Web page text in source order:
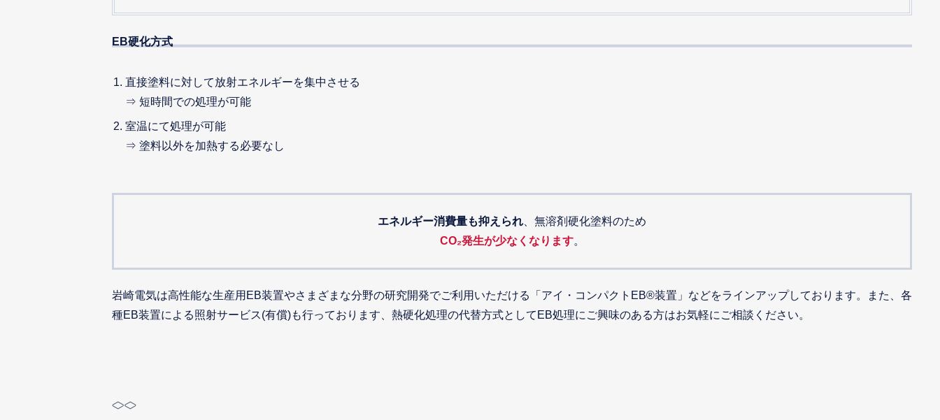
EB硬化方式
直接塗料に対して放射エネルギーを集中させる
⇒ 短時間での処理が可能
室温にて処理が可能
⇒ 塗料以外を加熱する必要なし
エネルギー消費量も抑えられ 、無溶剤硬化塗料のため
CO₂発生が少なくなります。
岩崎電気は高性能な生産用EB装置やさまざまな分野の研究開発でご利用いただける「アイ・コンパクトEB®装置」などをラインアップしております。また、各
種EB装置による照射サービス(有償)も行っております、熱硬化処理の代替方式としてEB処理にご興味のある方はお気軽にご相談ください。